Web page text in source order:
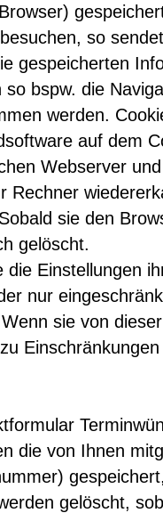
so
gespeicherten
bspw. die
werden.
auf dem
Webserver
Rechner
sie den
gelöscht.
die Einstellungen
nur
sie von
die von Ihnen
gelöscht,